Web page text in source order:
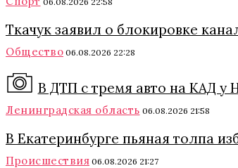
Ткачук заявил о блокировке
Общество 06.08.2026 22:28
В ДТП с тремя авто на КАД у
Ленинградская область 06.08.2026 21:58
В Екатеринбурге пьяная толпа
Происшествия 06.08.2026 21:27